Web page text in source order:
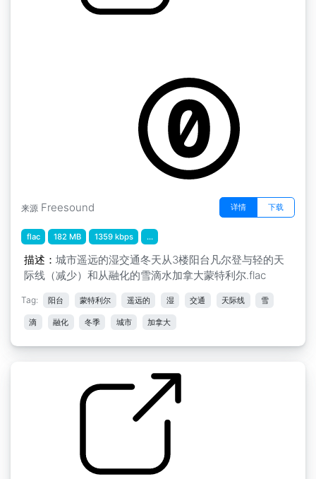
来源 Freesound 详情 下载
flac 182 MB 1359 kbps ...
描述： 城市遥远的湿交通冬天从3楼阳台凡尔登与轻的天
际线（减少）和从融化的雪滴水加拿大蒙特利尔.flac
Tag: 阳台 蒙特利尔 遥远的 湿 交通 天际线 雪
滴 融化 冬季 城市 加拿大